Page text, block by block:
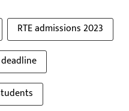
RTE admissions 2023